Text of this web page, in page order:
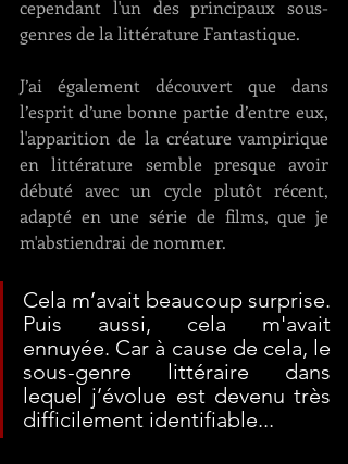
cependant l'un des principaux sous-
genres de la littérature Fantastique.
J’ai également découvert que dans
l’esprit d’une bonne partie d’entre eux,
l'apparition de la créature vampirique
en littérature semble presque avoir
débuté avec un cycle plutôt récent,
adapté en une série de films, que je
m'abstiendrai de nommer.
Cela m’avait beaucoup surprise.
Puis aussi, cela m'avait
ennuyée. Car à cause de cela, le
sous-genre littéraire dans
lequel j’évolue est devenu très
difficilement identifiable...